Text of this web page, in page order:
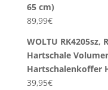
65 cm)
89,99€
WOLTU RK4205sz,
Hartschale
Hartschalenkoffer
39,95€